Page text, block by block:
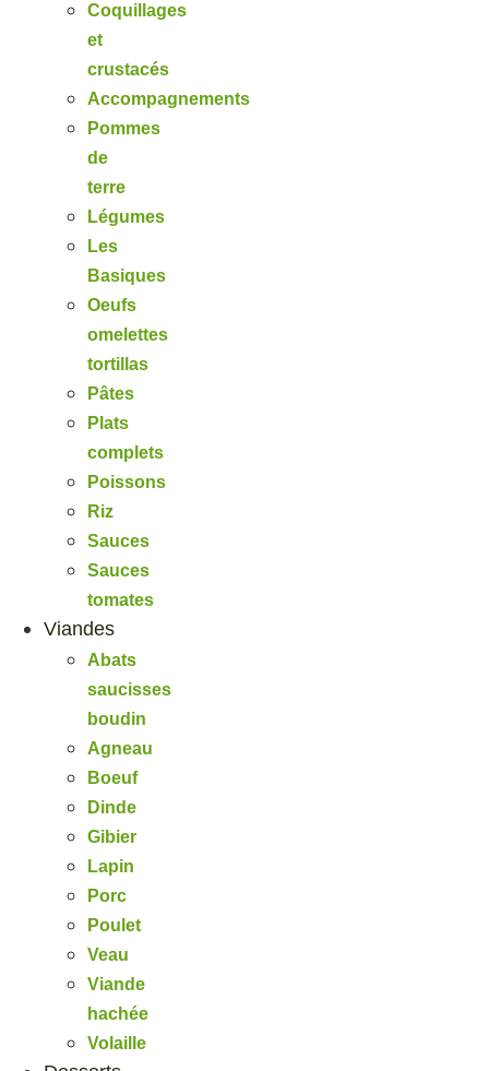
Coquillages
et
crustacés
Accompagnements
Pommes
de
terre
Légumes
Les
Basiques
Oeufs
omelettes
tortillas
Pâtes
Plats
complets
Poissons
Riz
Sauces
Sauces
tomates
Viandes
Abats
saucisses
boudin
Agneau
Boeuf
Dinde
Gibier
Lapin
Porc
Poulet
Veau
Viande
hachée
Volaille